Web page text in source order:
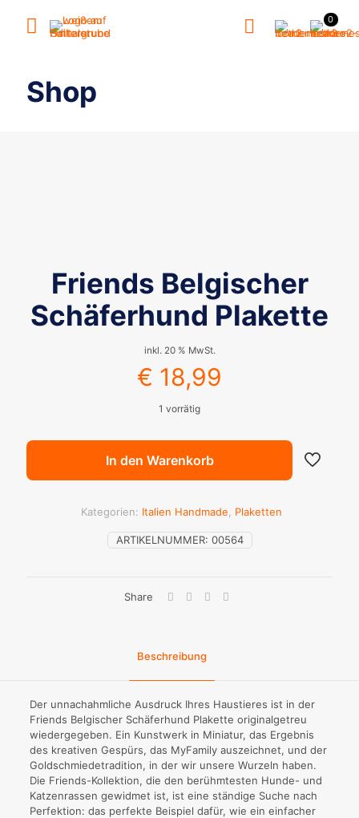
0
Shop
Friends Belgischer
Schäferhund Plakette
inkl. 20 % MwSt.
€ 18,99
1 vorrätig
In den Warenkorb
ARTIKELNUMMER: 00564
Kategorien: Italien Handmade Plaketten
Share
Beschreibung
Der unnachahmliche Ausdruck Ihres Haustieres ist in der
Friends Belgischer Schäferhund Plakette originalgetreu
wiedergegeben. Ein Kunstwerk in Miniatur, das Ergebnis
des kreativen Gespürs, das MyFamily auszeichnet, und der
Goldschmiedetradition, in der wir unsere Wurzeln haben.
Die Friends-Kollektion, die den berühmtesten Hunde- und
Katzenrassen gewidmet ist, ist eine ständige Suche nach
Perfektion: das perfekte Beispiel dafür, wie ein einfacher